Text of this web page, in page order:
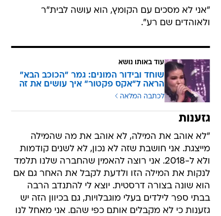
"אני לא מסכים עם הקומץ, הוא עושה לבית"ר
ולאוהדים שם רע".
עוד באותו נושא
שוחד ובידור המונים: גמר "הכוכב הבא"
הראה ל"אקס פקטור" איך עושים את זה
לכתבה המלאה
גזענות
"לא אוהב את המילה, לא אוהב את מה שהמילה
מייצגת. אני חושבת שזה לא נכון, לא לשנים קודמות
ולא ל-2018. אני רוצה להאמין שהחברה שלנו תלמד
לנקות את המילה הזו ולדעת לקבל את האחר גם אם
הוא שונה בצורה דרסטית. יוצא לי להתנדב הרבה
בבתי ספר לילדים בעלי מוגבלויות, גם בכיוון הזה יש
גזענות כי לא מקבלים אותם כפי שהם. אני מאחל לנו